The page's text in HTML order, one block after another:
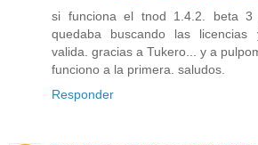
si funciona el tnod 1.4.2. beta 3
quedaba buscando las
valida. gracias a Tukero... y a
funciono a la primera. saludos.
Responder